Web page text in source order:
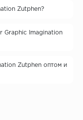
Zutphen?
Graphic Imagination
Zutphen оптом и